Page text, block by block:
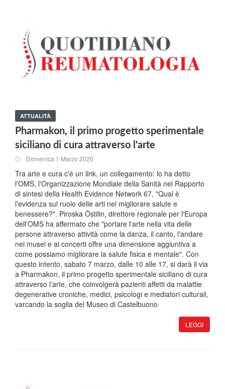
ATTUALITÀ
Pharmakon, il primo progetto sperimentale
siciliano di cura attraverso l'arte
Domenica 1 Marzo 2020
Tra arte e cura c'è un link, un collegamento: lo ha detto
l'OMS, l'Organizzazione Mondiale della Sanità nel Rapporto
di sintesi della Health Evidence Network 67, "Qual è
l'evidenza sul ruolo delle arti nel migliorare salute e
benessere?". Piroska Östilin, direttore regionale per l'Europa
dell'OMS ha affermato che "portare l'arte nella vita delle
persone attraverso attività come la danza, il canto, l'andare
nei musei e ai concerti offre una dimensione aggiuntiva a
come possiamo migliorare la salute fisica e mentale". Con
questo intento, sabato 7 marzo, dalle 10 alle 17, si darà il via
a Pharmakon, il primo progetto sperimentale siciliano di cura
attraverso l'arte, che coinvolgerà pazienti affetti da malattie
degenerative croniche, medici, psicologi e mediatori culturali,
varcando la soglia del Museo di Castelbuono
LEGGI